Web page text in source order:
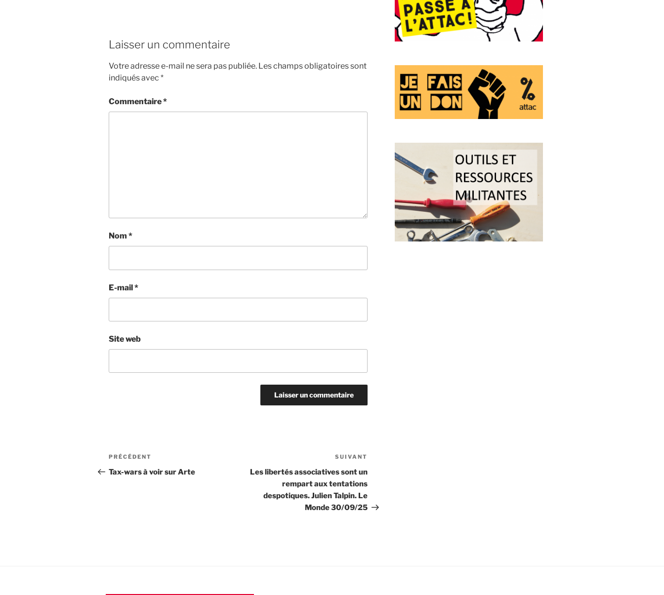
Laisser un commentaire
Votre adresse e-mail ne sera pas publiée. Les champs obligatoires sont
indiqués avec *
Commentaire*
Nom *
E-mail*
Site web
Navigation
de
Article
précédent
PRÉCÉDENT
Tax-wars à voir sur Arte
suivant
SUIVANT
Les libertés associatives sont un
rempart aux tentations
despotiques. Julien Talpin. Le
Monde 30/09/25